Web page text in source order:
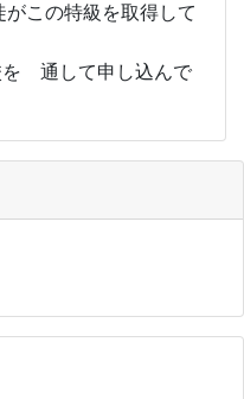
この特級を取得して
通して申し込んで